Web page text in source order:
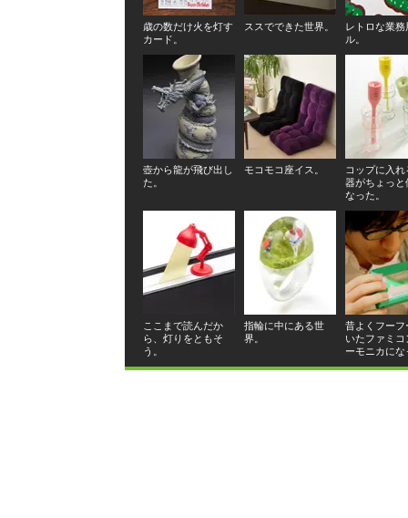
歳の数だけ火を灯す
カード。
ススでできた世界。
レトロな業務
ル。
壺から龍が飛び出し
た。
モコモコ座イス。
コップに入れ
器がちょっと
なった。
ここまで読んだか
ら、灯りをともそ
う。
指輪に中にある世
界。
昔よくフーフ
いたファミコ
ーモニカにな